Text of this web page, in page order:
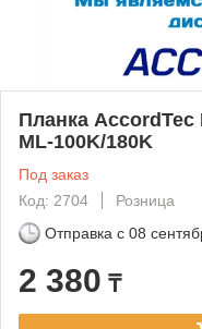
Планка AccordTec
ML-100K/180K
Под заказ
Код: 2704
Розница
Отправка с 08
2 380 ₸